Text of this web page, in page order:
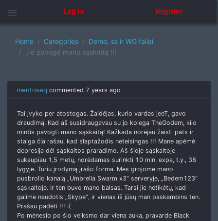
menu Log in Register
Home Categories
Demo, ss ir WG failai
Jie pavogė mano sąskaitą !!!
mentoseq commented 7 years ago
Tai įvyko per atostogas. Žaidėjas, kurio vardas jeeT, gavo
draudimą. Kad aš susidraugavau su jo kolega TheGodem, kilo
mintis pavogti mano sąskaitą! Kažkada norėjau žaisti pats ir
staiga čia rašau, kad slaptažodis neteisingas !!! Mane apėmė
depresija dėl sąskaitos praradimo. Aš šioje sąskaitoje
sukaupiau 1,5 metų, norėdamas surinkti 10 mln. expa, t.y., 38
lygyje. Turiu įrodymą įrašo forma. Mes grojome mano
pusbrolio kanalą „Umbrella Swarm x3“ serveryje, „Bedem123“
sąskaitoje. Ir ten buvo mano balsas. Tarsi jie netikėtų, kad
galime naudotis „Skype“, ir vienas iš jūsų man paskambins ten.
Prašau padėti !!! :(
Po mėnesio po šio veiksmo dar viena auka, pravarde Black